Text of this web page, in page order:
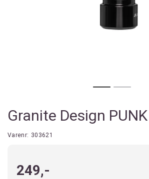
Granite Design
Varenr: 303621
249,-